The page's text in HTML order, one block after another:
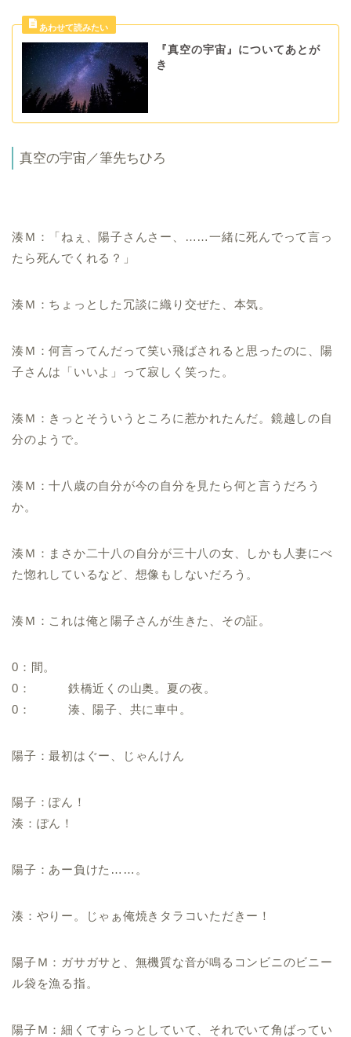
『真空の宇宙』についてあとが
き
真空の宇宙／筆先ちひろ
湊Ｍ：「ねぇ、陽子さんさー、……一緒に死んでって言っ
たら死んでくれる？」
湊Ｍ：ちょっとした冗談に織り交ぜた、本気。
湊Ｍ：何言ってんだって笑い飛ばされると思ったのに、陽
子さんは「いいよ」って寂しく笑った。
湊Ｍ：きっとそういうところに惹かれたんだ。鏡越しの自
分のようで。
湊Ｍ：十八歳の自分が今の自分を見たら何と言うだろう
か。
湊Ｍ：まさか二十八の自分が三十八の女、しかも人妻にべ
た惚れしているなど、想像もしないだろう。
湊Ｍ：これは俺と陽子さんが生きた、その証。
0：間。
0： 鉄橋近くの山奥。夏の夜。
0： 湊、陽子、共に車中。
陽子：最初はぐー、じゃんけん
陽子：ぽん！
湊：ぽん！
陽子：あー負けた……。
湊：やりー。じゃぁ俺焼きタラコいただきー！
陽子Ｍ：ガサガサと、無機質な音が鳴るコンビニのビニー
ル袋を漁る指。
陽子Ｍ：細くてすらっとしていて、それでいて角ばってい